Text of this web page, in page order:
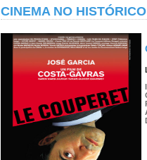
CINEMA NO HISTÓRICO